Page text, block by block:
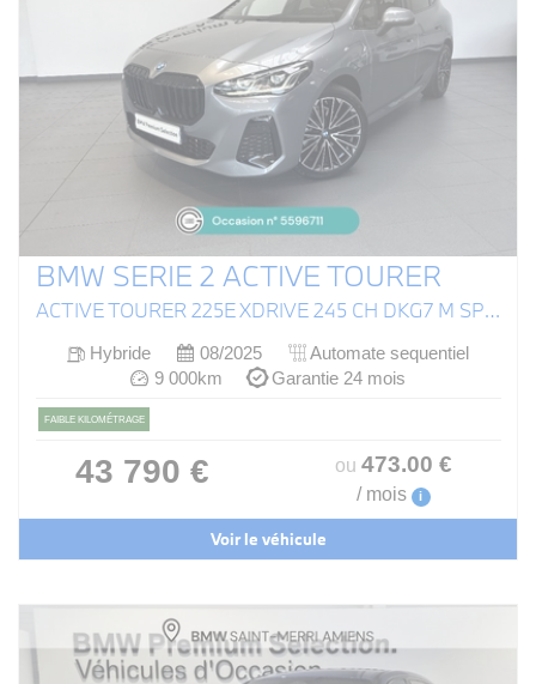
BMW SERIE 2 ACTIVE TOURER
ACTIVE TOURER 225E XDRIVE 245 CH DKG7 M SPORT
Hybride 08/2025
Automate sequentiel
9 000km
Garantie 24 mois
FAIBLE KILOMÉTRAGE
43 790 € ou 473.00 €
/ mois i
Voir le véhicule